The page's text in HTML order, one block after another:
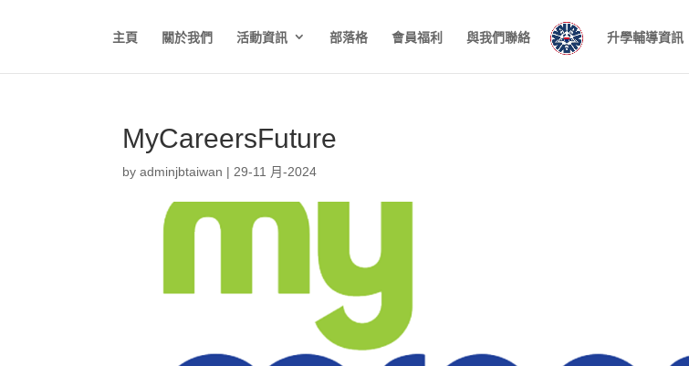
主頁 關於我們 活動資訊 部落格 會員福利 與我們聯絡 升學輔導資訊
MyCareersFuture
byadminjbtaiwan | 29-11 月-2024